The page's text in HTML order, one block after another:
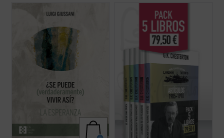
Giussani, que la esperanza es una palabra
rica apertura a la realidad, el más rico
descubrimiento en la realidad, la mayor
exaltación de la realidad que el hombre ...
G.K. Chesterton fue uno de los escritores
más importantes del siglo XX. Publicó una
extensa colección de libros, ensayos y
artículos, poemas, obras de teatro, novelas
y cuentos que incluyen su famosa serie
sobre el padre Brown. Se consideraba, ...